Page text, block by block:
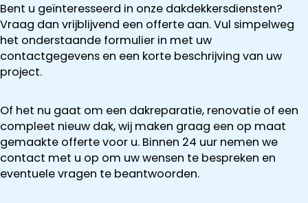
Bent u geïnteresseerd in onze dakdekkersdiensten?
Vraag dan vrijblijvend een offerte aan. Vul simpelweg
het onderstaande formulier in met uw
contactgegevens en een korte beschrijving van uw
project.
Of het nu gaat om een dakreparatie, renovatie of een
compleet nieuw dak, wij maken graag een op maat
gemaakte offerte voor u. Binnen 24 uur nemen we
contact met u op om uw wensen te bespreken en
eventuele vragen te beantwoorden.